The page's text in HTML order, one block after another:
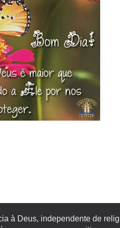
à Deus, independente de